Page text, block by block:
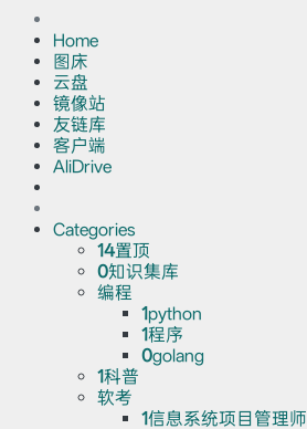
Home
图床
云盘
镜像站
友链库
客户端
AliDrive
Categories
14置顶
0知识集库
编程
1python
1程序
0golang
1科普
软考
1信息系统项目管理师